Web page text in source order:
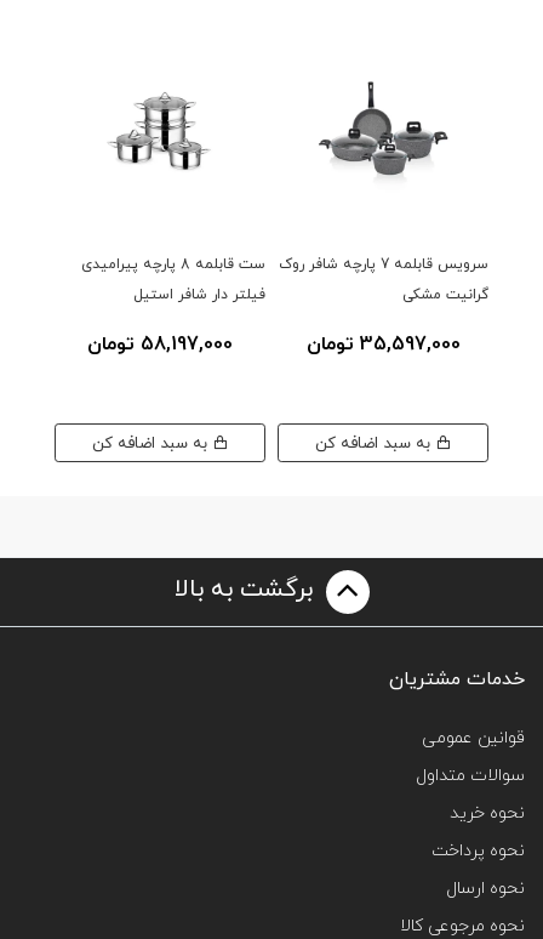
سرویس قابلمه 7 پارچه شافر روک
گرانیت مشکی
35,597,000 تومان
ست قابلمه 8 پارچه پیرامیدی
فیلتر دار شافر استیل
58,197,000 تومان
برگشت به بالا
خدمات مشتریان
قوانین عمومی
سوالات متداول
نحوه خرید
نحوه پرداخت
نحوه ارسال
نحوه مرجوعی کالا